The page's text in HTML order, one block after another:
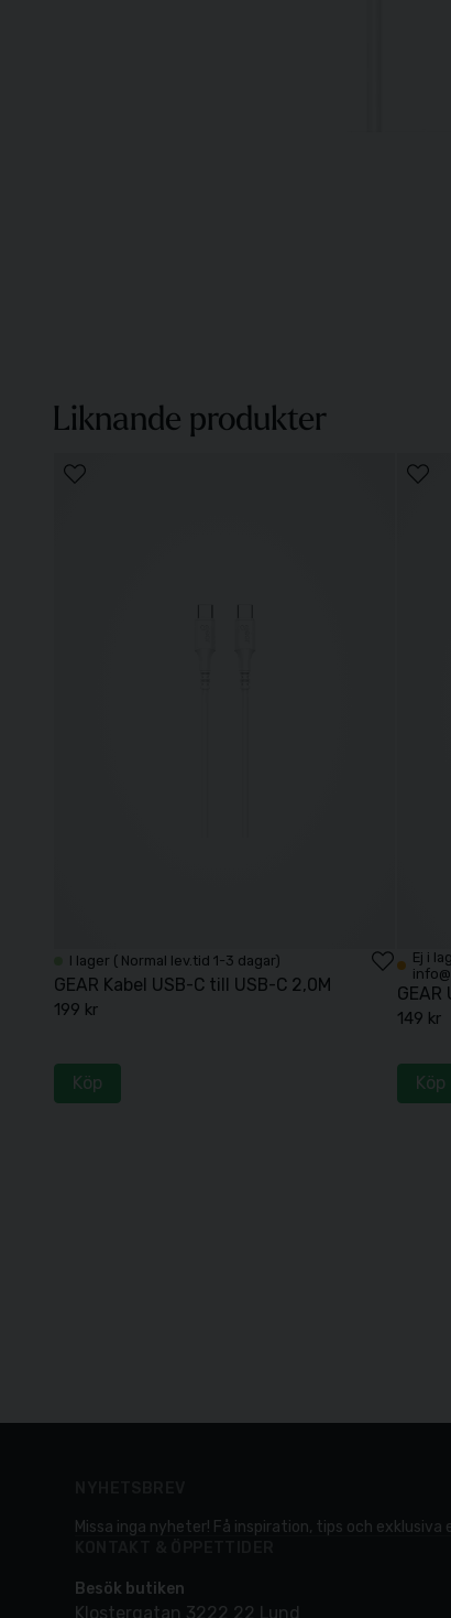
Liknande produkter
I lager ( Normal lev.tid 1-3 dagar)
GEAR Kabel USB-C till USB-C 2,0M
199 kr
Köp
Ej i
GEAR
149 kr
Köp
Missa inga nyheter! Få inspiration, tips och exklusiva
Besök butiken
Klostergatan 3222 22 Lund